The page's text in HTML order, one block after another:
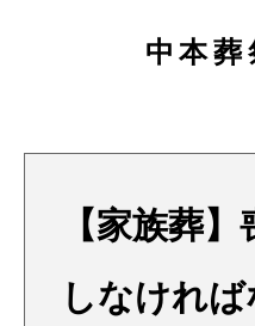
中本
【家族葬】
しなけれ